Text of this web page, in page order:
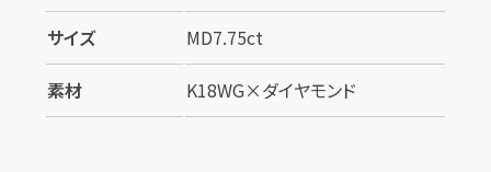
サイズ
MD7.75ct
素材
K18WG×ダイヤモンド